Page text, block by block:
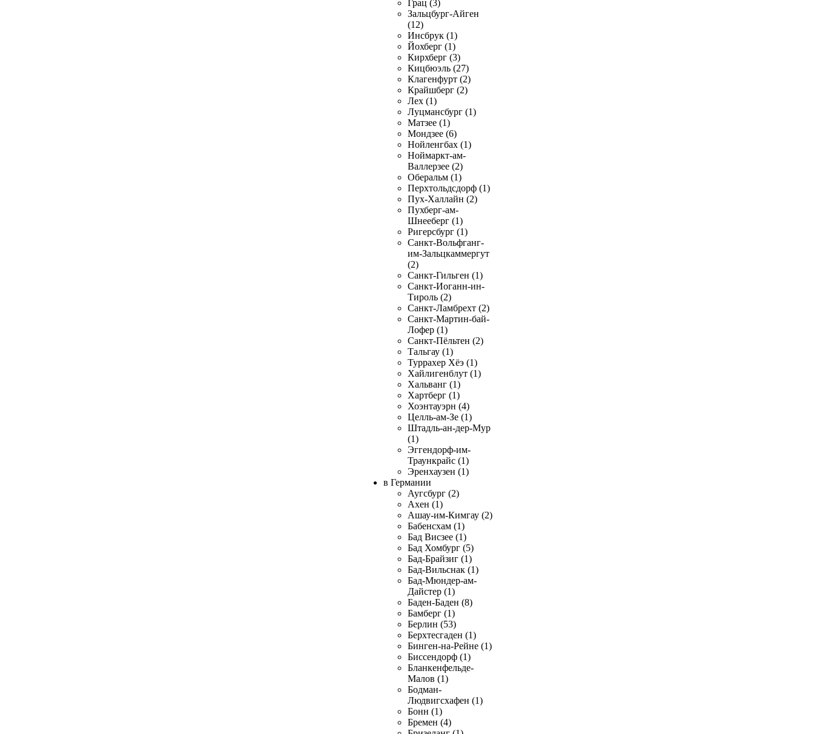
Грац (3)
Зальцбург-Айген
(12)
Инсбрук (1)
Йохберг (1)
Кирхберг (3)
Кицбюэль (27)
Клагенфурт (2)
Крайшберг (2)
Лех (1)
Луцмансбург (1)
Матзее (1)
Мондзее (6)
Нойленгбах (1)
Ноймаркт-ам-
Валлерзее (2)
Оберальм (1)
Перхтольдсдорф (1)
Пух-Халлайн (2)
Пухберг-ам-
Шнееберг (1)
Ригерсбург (1)
Санкт-Вольфганг-
им-Зальцкаммергут
(2)
Санкт-Гильген (1)
Санкт-Иоганн-ин-
Тироль (2)
Санкт-Ламбрехт (2)
Санкт-Мартин-бай-
Лофер (1)
Санкт-Пёльтен (2)
Тальгау (1)
Туррахер Хёэ (1)
Хайлигенблут (1)
Хальванг (1)
Хартберг (1)
Хоэнтауэрн (4)
Целль-ам-Зе (1)
Штадль-ан-дер-Мур
(1)
Эггендорф-им-
Траункрайс (1)
Эренхаузен (1)
в Германии
Аугсбург (2)
Ахен (1)
Ашау-им-Кимгау (2)
Бабенсхам (1)
Бад Висзее (1)
Бад Хомбург (5)
Бад-Брайзиг (1)
Бад-Вильснак (1)
Бад-Мюндер-ам-
Дайстер (1)
Баден-Баден (8)
Бамберг (1)
Берлин (53)
Берхтесгаден (1)
Бинген-на-Рейне (1)
Биссендорф (1)
Бланкенфельде-
Малов (1)
Бодман-
Людвигсхафен (1)
Бонн (1)
Бремен (4)